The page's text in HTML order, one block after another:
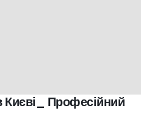
Професійний